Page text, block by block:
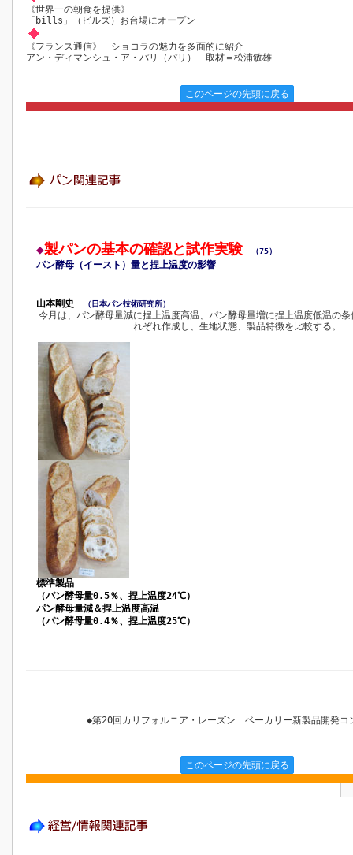
《世界一の朝食を提供》
「bills」（ビルズ）お台場にオープン
《フランス通信》 ショコラの魅力を多面的に紹介
アン・ディマンシュ・ア・パリ（パリ） 取材＝松浦敏雄
このページの先頭に戻る
◆製パンの基本の確認と試作実験 （75）
パン酵母（イースト）量と捏上温度の影響
山本剛史 （日本パン技術研究所）
今月は、パン酵母量減に捏上温度高温、パン酵母量増に捏上温度低温の
れぞれ作成し、生地状態、製品特徴を比較する。
標準製品
（パン酵母量0.5％、捏上温度24℃）
パン酵母量減＆捏上温度高温
（パン酵母量0.4％、捏上温度25℃）
◆第20回カリフォルニア・レーズン ベーカリー新製品開発コ
このページの先頭に戻る